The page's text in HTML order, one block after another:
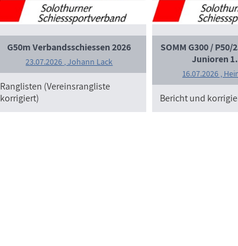
G50m Verbandsschiessen 2026
23.07.2026 , Johann Lack
Ranglisten (Vereinsrangliste
korrigiert)
SOMM G300 /
Junioren
16.07.2026,
Bericht und